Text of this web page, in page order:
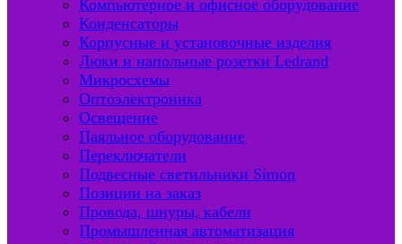
Компьютерное и офисное оборудование
Конденсаторы
Корпусные и установочные изделия
Люки и напольные розетки Ledrand
Микросхемы
Оптоэлектроника
Освещение
Паяльное оборудование
Переключатели
Подвесные светильники Simon
Позиции на заказ
Провода, шнуры, кабели
Промышленная автоматизация